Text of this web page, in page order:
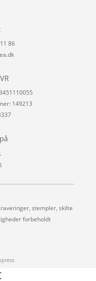
86
149213
stempler, skilte
forbeholdt